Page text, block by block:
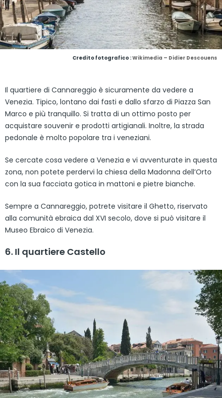
Credito fotografico :Wikimedia – Didier Descouens
Il quartiere di Cannareggio è sicuramente da vedere a
Venezia. Tipico, lontano dai fasti e dallo sfarzo di Piazza San
Marco e più tranquillo. Si tratta di un ottimo posto per
acquistare souvenir e prodotti artigianali. Inoltre, la strada
pedonale è molto popolare tra i veneziani.
Se cercate cosa vedere a Venezia e vi avventurate in questa
zona, non potete perdervi la chiesa della Madonna dell’Orto
con la sua facciata gotica in mattoni e pietre bianche.
Sempre a Cannareggio, potrete visitare il Ghetto, riservato
alla comunità ebraica dal XVI secolo, dove si può visitare il
Museo Ebraico di Venezia.
6. Il quartiere Castello